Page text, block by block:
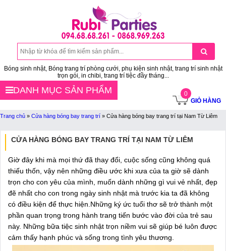
Bóng sinh nhật, Bóng trang trí phòng cưới, phụ kiện sinh nhật, trang trí sinh nhật
trọn gói, in chibi, trang trí tiệc đầy tháng...
0
GIỎ HÀNG
DANH MỤC SẢN PHẨM
Trang chủ » Cửa hàng bóng bay trang trí » Cửa hàng bóng bay trang trí tại Nam Từ Liêm
CỬA HÀNG BÓNG BAY TRANG TRÍ TẠI NAM TỪ LIÊM
Giờ đây khi mà mọi thứ đã thay đổi, cuộc sống cũng không quá
thiếu thốn, vậy nên những điều ước khi xưa của ta giờ sẽ dành
trọn cho con yêu của mình, muốn dành những gì vui vẻ nhất, đẹp
đẽ nhất cho con trong ngày sinh nhật mà trước kia ta đã không
có điều kiện để thực hiện.Những ký ức tuổi thơ sẽ trở thành một
phần quan trọng trong hành trang tiến bước vào đời của trẻ sau
này. Những bữa tiệc sinh nhật trọn niềm vui sẽ giúp bé luôn được
cảm thấy hạnh phúc và sống trong tình yêu thương.